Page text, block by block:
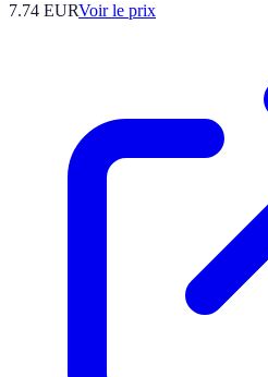
7.74 EURVoir le prix